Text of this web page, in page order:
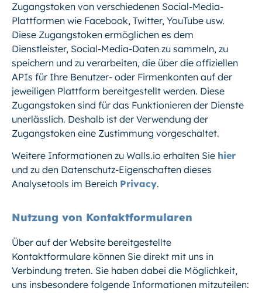
Zugangstoken von verschiedenen Social-Media-
Plattformen wie Facebook, Twitter, YouTube usw.
Diese Zugangstoken ermöglichen es dem
Dienstleister, Social-Media-Daten zu sammeln, zu
speichern und zu verarbeiten, die über die offiziellen
APIs für Ihre Benutzer- oder Firmenkonten auf der
jeweiligen Plattform bereitgestellt werden. Diese
Zugangstoken sind für das Funktionieren der Dienste
unerlässlich. Deshalb ist der Verwendung der
Zugangstoken eine Zustimmung vorgeschaltet.
Weitere Informationen zu Walls.io erhalten Sie hier
und zu den Datenschutz-Eigenschaften dieses
Analysetools im Bereich Privacy.
Nutzung von Kontaktformularen
Über auf der Website bereitgestellte
Kontaktformulare können Sie direkt mit uns in
Verbindung treten. Sie haben dabei die Möglichkeit,
uns insbesondere folgende Informationen mitzuteilen: